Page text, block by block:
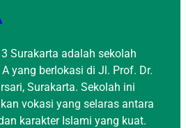
Surakarta adalah sekolah
yang berlokasi di Jl. Prof. Dr.
Surakarta. Sekolah ini
vokasi yang selaras antara
karakter Islami yang kuat.